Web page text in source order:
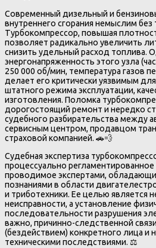
Современный дизельный и
внутреннего сгорания немыслим без
Турбокомпрессор, повышая
позволяет радикально увеличить
снизить удельный расход топлива.
энергонапряженность этого узла
250 000 об/мин, температура газов
делает его критически уязвимым
штатного режима эксплуатации,
изготовления. Поломка
дорогостоящий ремонт и нередко
судебного разбирательства между
сервисным центром, продавцом
страховой компанией. 🚗💨
Судебная экспертиза
процессуально
проводимое экспертами,
познаниями в области
и триботехники. Ее целью является
неисправности, а установление
последовательности разрушения
важно, причинно-следственной
(бездействием) конкретного лица и
техническими последствиями. ⚖️